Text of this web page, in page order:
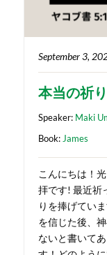
September 3,
本当の祈り
Speaker: Maki
Book: James
こんにちは！
拝です! 最近祈
りを捧げてい
を信じた後、
ないと書いて